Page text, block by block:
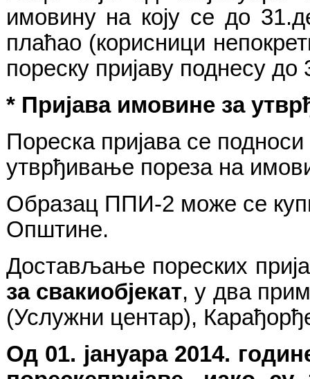
имовину на коју се до
плаћао (корисници
пореску пријаву поднесу
* Пријава имовине за
Пореска пријава се
утврђивање пореза на и
Образац ППИ-2 може се
Општине.
Достављање пореских
за свакиобјекат, у два
(Услужни центар),
Од 01. јануара 2014.